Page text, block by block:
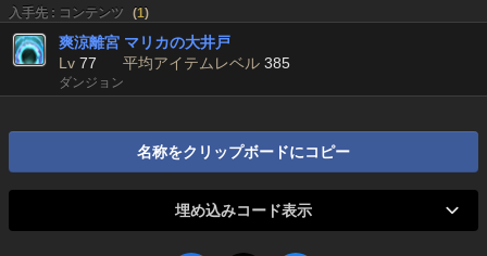
入手先 : コンテンツ (1)
爽涼離宮 マリカの大井戸
Lv 77 平均アイテムレベル 385
ダンジョン
名称をクリップボードにコピー
埋め込みコード表示